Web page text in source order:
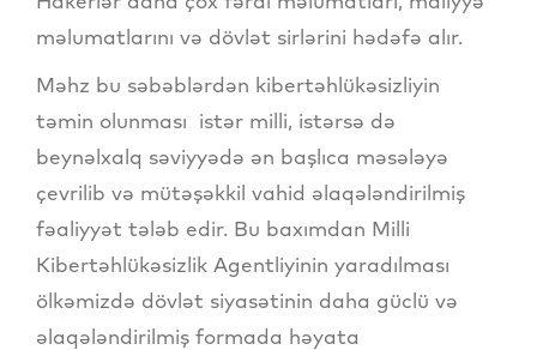
məlumatlarını və dövlət sirlərini hədəfə alır.
Məhz bu səbəblərdən kibertəhlükəsizliyin
təmin olunması istər milli, istərsə də
beynəlxalq səviyyədə ən başlıca məsələyə
çevrilib və mütəşəkkil vahid əlaqələndirilmiş
fəaliyyət tələb edir. Bu baxımdan Milli
Kibertəhlükəsizlik Agentliyinin yaradılması
ölkəmizdə dövlət siyasətinin daha güclü və
əlaqələndirilmiş formada həyata